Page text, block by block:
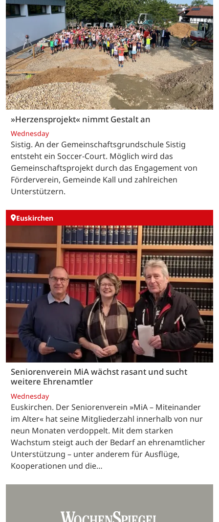
»Herzensprojekt« nimmt Gestalt an
Wednesday
Sistig. An der Gemeinschaftsgrundschule Sistig
entsteht ein Soccer-Court. Möglich wird das
Gemeinschaftsprojekt durch das Engagement von
Förderverein, Gemeinde Kall und zahlreichen
Unterstützern.
Euskirchen
Seniorenverein MiA wächst rasant und sucht
weitere Ehrenamtler
Wednesday
Euskirchen. Der Seniorenverein »MiA – Miteinander
im Alter« hat seine Mitgliederzahl innerhalb von nur
neun Monaten verdoppelt. Mit dem starken
Wachstum steigt auch der Bedarf an ehrenamtlicher
Unterstützung – unter anderem für Ausflüge,
Kooperationen und die…